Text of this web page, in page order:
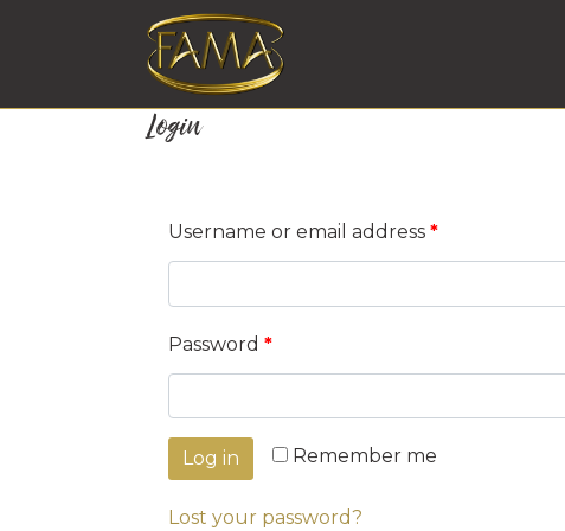
Login
Username or email address *
Password *
Remember me
Log in
Lost your password?